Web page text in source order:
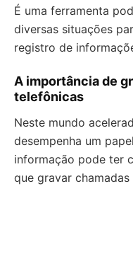
É uma ferramenta
diversas situações
registro de
A importância de
telefônicas
Neste mundo
desempenha um
informação pode ter
que gravar